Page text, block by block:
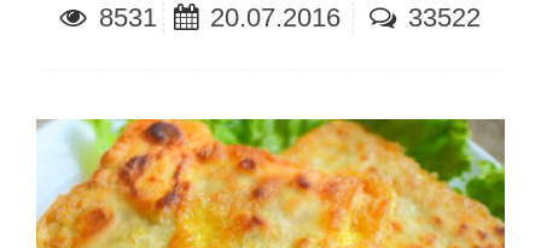
8531 20.07.2016 33522